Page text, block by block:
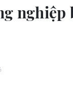
nghiệp